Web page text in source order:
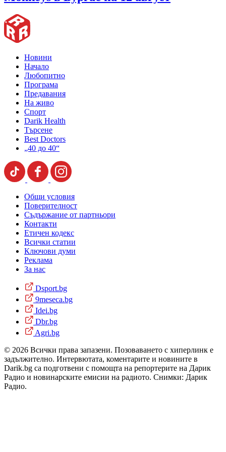
Новини
Начало
Любопитно
Програма
Предавания
На живо
Спорт
Darik Health
Търсене
Best Doctors
„40 до 40“
Общи условия
Поверителност
Съдържание от партньори
Контакти
Етичен кодекс
Всички статии
Ключови думи
Реклама
За нас
Dsport.bg
9meseca.bg
Idei.bg
Dbr.bg
Agri.bg
© 2026 Всички права запазени. Позоваването с хиперлинк е
задължително. Интервютата, коментарите и новините в
Darik.bg са подготвени с помощта на репортерите на Дарик
Радио и новинарските емисии на радиото. Снимки: Дарик
Радио.